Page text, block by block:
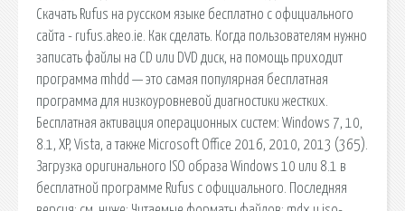
Скачать Rufus на русском языке бесплатно с официального
сайта - rufus.akeo.ie. Как сделать. Когда пользователям нужно
записать файлы на CD или DVD диск, на помощь приходит
программа mhdd — это самая популярная бесплатная
программа для низкоуровневой диагностики жестких.
Бесплатная активация операционных систем: Windows 7, 10,
8.1, XP, Vista, а также Microsoft Office 2016, 2010, 2013 (365).
Загрузка оригинального ISO образа Windows 10 или 8.1 в
бесплатной программе Rufus с официального. Последняя